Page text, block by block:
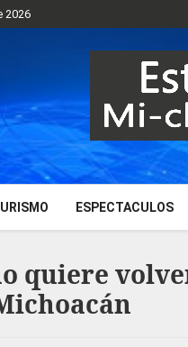
2026
ESPECTACULOS
quiere